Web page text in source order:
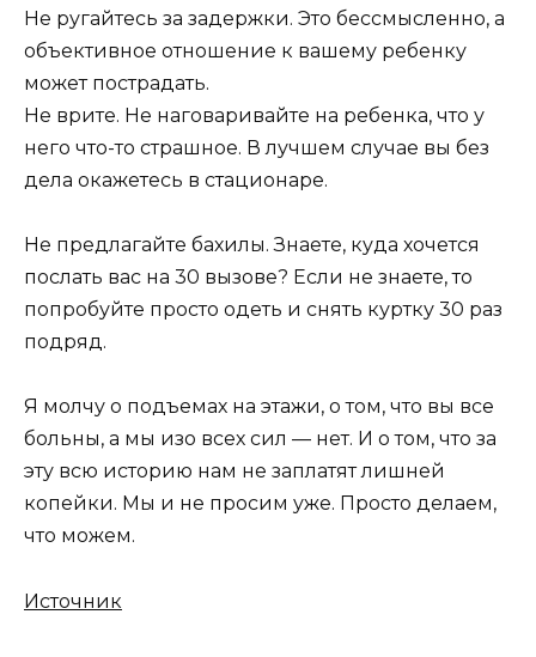
Не ругайтесь за задержки. Это бессмысленно, а
объективное отношение к вашему ребенку
может пострадать.
Не врите. Не наговаривайте на ребенка, что у
него что-то страшное. В лучшем случае вы без
дела окажетесь в стационаре.
Не предлагайте бахилы. Знаете, куда хочется
послать вас на 30 вызове? Если не знаете, то
попробуйте просто одеть и снять куртку 30 раз
подряд.
Я молчу о подъемах на этажи, о том, что вы все
больны, а мы изо всех сил — нет. И о том, что за
эту всю историю нам не заплатят лишней
копейки. Мы и не просим уже. Просто делаем,
что можем.
Источник